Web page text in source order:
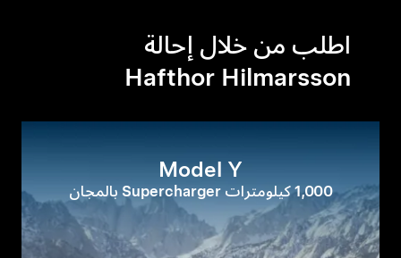
اطلب من خلال إحالة
Hafthor Hilmarsson
Model Y
1,000 كيلومترات Supercharger بالمجان